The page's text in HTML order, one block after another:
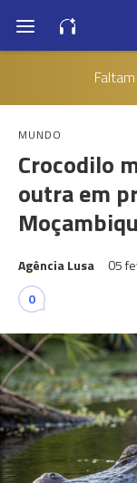
Faltam
MUNDO
Crocodilo
outra em
Agência Lusa 05
0